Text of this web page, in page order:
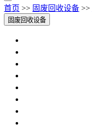
首页 >> 固废回收设备 >>
固废回收设备